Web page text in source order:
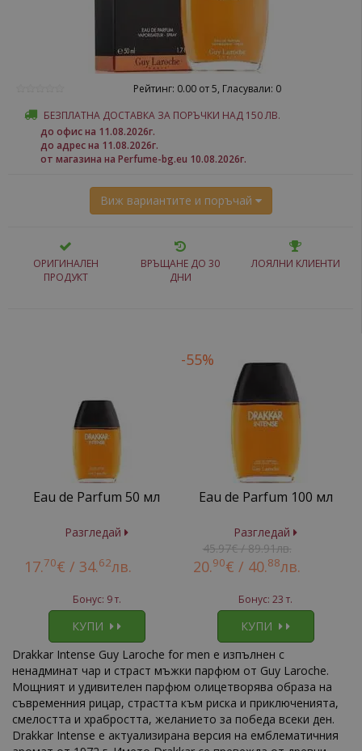
Рейтинг: 0.00 от 5, Гласували: 0
БЕЗПЛАТНА ДОСТАВКА ЗА ПОРЪЧКИ НАД 150 ЛВ.
до офис на 11.08.2026г.
до адрес на 11.08.2026г.
от магазина на Perfume-bg.eu 10.08.2026г.
Виж вариантите и поръчай
ОРИГИНАЛЕН
ПРОДУКТ
ВРЪЩАНЕ ДО 30
ДНИ
ЛОЯЛНИ КЛИЕНТИ
Eau de Parfum 50 мл
Разгледай
17.70€ / 34.62лв.
Бонус: 9 т.
КУПИ
-55%
Eau de Parfum 100 мл
Разгледай
45.97€ / 89.91лв.
20.90€ / 40.88лв.
Бонус: 23 т.
КУПИ
Drakkar Intense Guy Laroche for men е изпълнен с
ненадминат чар и страст мъжки парфюм от Guy Laroche.
Мощният и удивителен парфюм олицетворява образа на
съвременния рицар, страстта към риска и приключенията,
смелостта и храбростта, желанието за победа всеки ден.
Drakkar Intense е актуализирана версия на емблематичния